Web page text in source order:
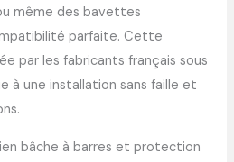
même des bavettes
parfaite. Cette
par les fabricants français sous
à une installation sans faille et
bâche à barres et protection